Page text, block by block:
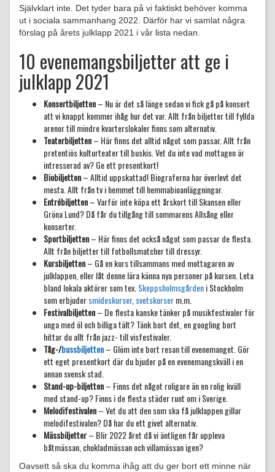
Självklart inte. Det tyder bara på vi faktiskt behöver komma
ut i sociala sammanhang 2022. Därför har vi samlat några
förslag på årets julklapp 2021 i vår lista nedan.
10 evenemangsbiljetter att ge i
julklapp 2021
Konsertbiljetten– Nu är det så länge sedan vi fick gå på konsert
att vi knappt kommer ihåg hur det var. Allt från biljetter till fyllda
arenor till mindre kvarterslokaler finns som alternativ.
Teaterbiljetten– Här finns det alltid något som passar. Allt från
pretentiös kulturteater till buskis. Vet du inte vad mottagen är
intresserad av? Ge ett presentkort!
Biobiljetten– Alltid uppskattad! Biograferna har överlevt det
mesta. Allt från tv i hemmet till hemmabioanläggningar.
Entrébiljetten– Varför inte köpa ett årskort till Skansen eller
Gröna Lund? Då får du tillgång till sommarens Allsång eller
konserter.
Sportbiljetten– Här finns det också något som passar de flesta.
Allt från biljetter till fotbollsmatcher till dressyr.
Kursbiljetten– Gå en kurs tillsammans med mottagaren av
julklappen, eller låt denne lära känna nya personer på kursen. Leta
bland lokala aktörer som tex. Skeppsholmsgårdeni Stockholm
som erbjudersmideskurser, svetskurserm.m.
Festivalbiljetten– De flesta kanske tänker på musikfestivaler för
unga med öl och billiga tält? Tänk bort det, en googling bort
hittar du allt från jazz- till visfestivaler.
Tåg-/bussbiljetten– Glöm inte bort resan till evenemanget. Gör
ett eget presentkort där du bjuder på en evenemangskväll i en
annan svensk stad.
Stand-up-biljetten– Finns det något roligare än en rolig kväll
med stand-up? Finns i de flesta städer runt om i Sverige.
Melodifestivalen– Vet du att den som ska få julklappen gillar
melodifestivalen? Då har du ett givet alternativ.
Mässbiljetter– Blir 2022 året då vi äntligen får uppleva
båtmässan, chokladmässan och villamässan igen?
Oavsett så ska du komma ihåg att du ger bort ett minne när